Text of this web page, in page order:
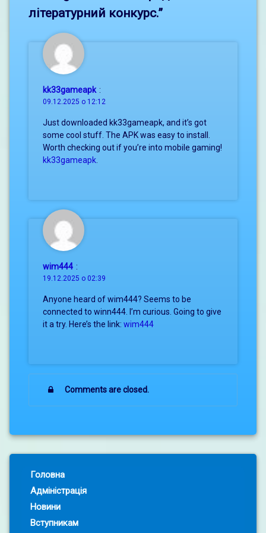
літературний конкурс.”
kk33gameapk :
09.12.2025 о 12:12
Just downloaded kk33gameapk, and it’s got
some cool stuff. The APK was easy to install.
Worth checking out if you’re into mobile gaming!
kk33gameapk.
wim444 :
19.12.2025 о 02:39
Anyone heard of wim444? Seems to be
connected to winn444. I’m curious. Going to give
it a try. Here’s the link: wim444
Comments are closed.
Головна
Адміністрація
Новини
Вступникам